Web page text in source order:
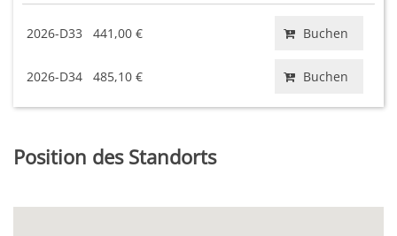
2026-D33 441,00 € Buchen
2026-D34 485,10 € Buchen
Position des Standorts